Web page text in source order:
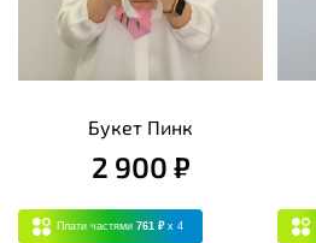
Букет Пинк
2 900 ₽
Плати частями 761 ₽ x 4